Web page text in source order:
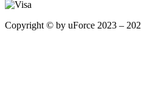
Copyright © by uForce 2023 –